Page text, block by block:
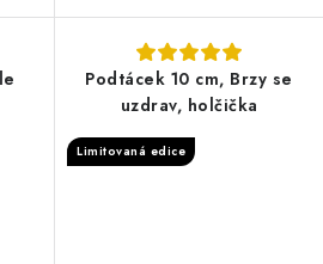
Podtácek 10 cm, Brzy se
uzdrav, holčička
Limitovaná edice